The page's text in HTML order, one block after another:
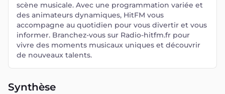
scène musicale. Avec une programmation variée et
des animateurs dynamiques, HitFM vous
accompagne au quotidien pour vous divertir et vous
informer. Branchez-vous sur Radio-hitfm.fr pour
vivre des moments musicaux uniques et découvrir
de nouveaux talents.
Synthèse